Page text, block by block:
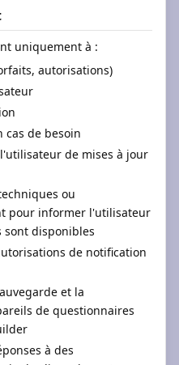
uniquement à :
autorisations)
de besoin
de mises à jour
ou
pour informer l'utilisateur
sont disponibles
de notification
et la
de questionnaires
à des